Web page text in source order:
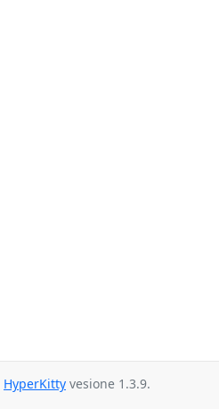
HyperKitty vesione 1.3.9.